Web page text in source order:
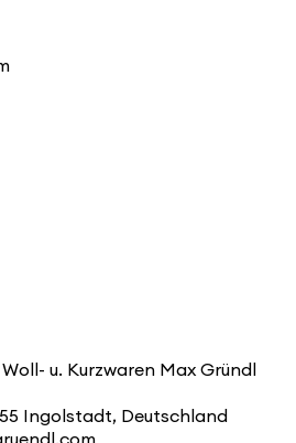
u. Kurzwaren Max Gründl
Ingolstadt, Deutschland